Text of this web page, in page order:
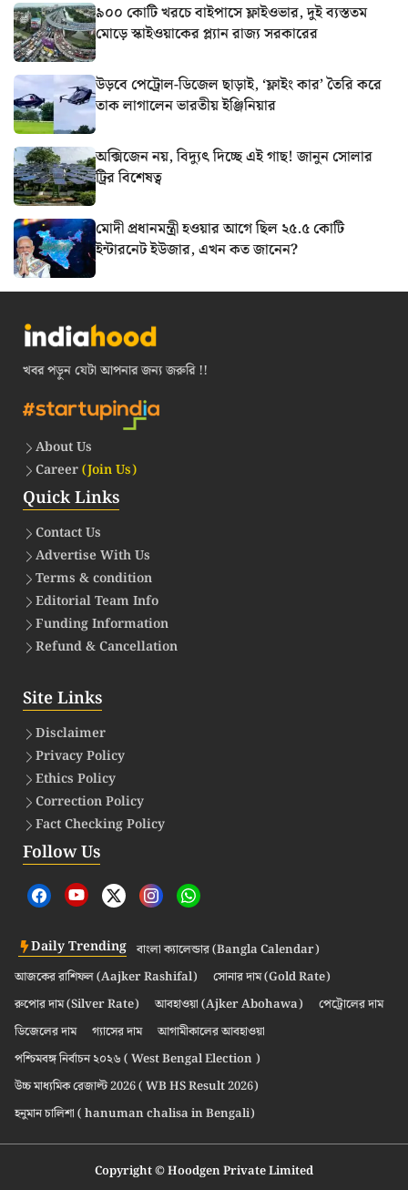
৯০০ কোটি খরচে বাইপাসে ফ্লাইওভার, দুই ব্যস্ততম
মোড়ে স্কাইওয়াকের প্ল্যান রাজ্য সরকারের
উড়বে পেট্রোল-ডিজেল ছাড়াই, ‘ফ্লাইং কার’ তৈরি করে
তাক লাগালেন ভারতীয় ইঞ্জিনিয়ার
অক্সিজেন নয়, বিদ্যুৎ দিচ্ছে এই গাছ! জানুন সোলার
ট্রির বিশেষত্ব
মোদী প্রধানমন্ত্রী হওয়ার আগে ছিল ২৫.৫ কোটি
ইন্টারনেট ইউজার, এখন কত জানেন?
খবর পড়ুন যেটা আপনার জন্য জরুরি !!
About Us
Career(Join Us)
Quick Links
Contact Us
Advertise With Us
Terms & condition
Editorial Team Info
Funding Information
Refund & Cancellation
Site Links
Disclaimer
Privacy Policy
Ethics Policy
Correction Policy
Fact Checking Policy
Follow Us
Daily Trending বাংলা ক্যালেন্ডার (Bangla Calendar)
আজকের রাশিফল (Aajker Rashifal)
সোনার দাম (Gold Rate)
রুপোর দাম (Silver Rate)
আবহাওয়া (Ajker Abohawa)
পেট্রোলের দাম
ডিজেলের দাম
গ্যাসের দাম
আগামীকালের আবহাওয়া
পশ্চিমবঙ্গ নির্বাচন ২০২৬ ( West Bengal Election )
উচ্চ মাধ্যমিক রেজাল্ট 2026 ( WB HS Result 2026)
হনুমান চালিশা ( hanuman chalisa in Bengali)
Copyright © Hoodgen Private Limited